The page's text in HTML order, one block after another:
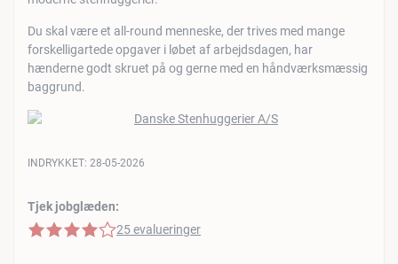
Du skal være et all-round menneske, der trives med mange
forskelligartede opgaver i løbet af arbejdsdagen, har
hænderne godt skruet på og gerne med en håndværksmæssig
baggrund.
Tjek jobglæden:
4 af 5 stjerner
25 evalueringer
INDRYKKET: 28-05-2026